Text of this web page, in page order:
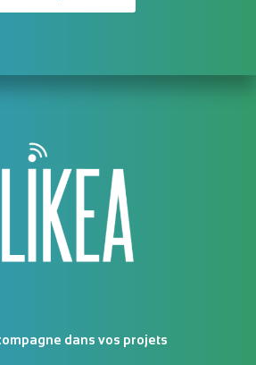
dans vos projets